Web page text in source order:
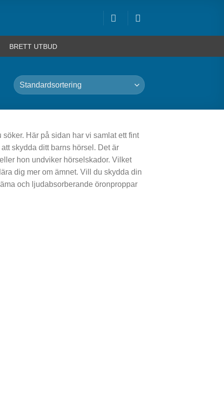
BRETT UTBUD
Här på sidan har vi samlat ett fint
skydda ditt barns hörsel. Det är
hon undviker hörselskador. Vilket
dig mer om ämnet. Vill du skydda din
och ljudabsorberande öronproppar